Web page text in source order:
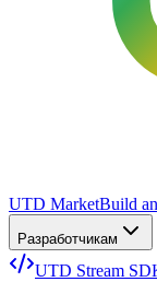
UTD MarketBuild
Разработчикам
UTD Stream